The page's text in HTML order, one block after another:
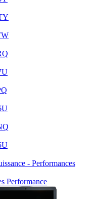
Performance